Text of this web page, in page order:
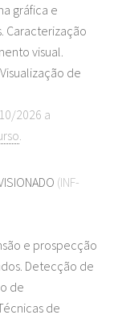
gráfica e
Caracterização
visual.
de
2026 a
(INF-
e prospecção
Detecção de
de
de